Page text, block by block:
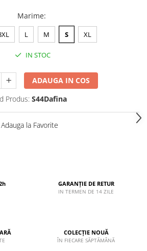
Marime:
L M S XL
IN STOC
ADAUGA IN COS
Produs: S44Dafina
Adauga la Favorite
GARANȚIE DE RETUR
IN TERMEN DE 14 ZILE
COLECȚIE NOUĂ
ÎN FIECARE SĂPTĂMÂNĂ